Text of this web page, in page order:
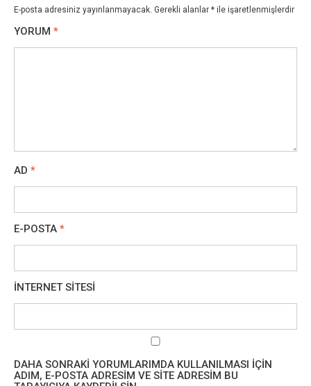
E-posta adresiniz yayınlanmayacak. Gerekli alanlar * ile işaretlenmişlerdir
YORUM *
AD *
E-POSTA *
İNTERNET SITESI
DAHA SONRAKI YORUMLARIMDA KULLANILMASI IÇIN
ADIM, E-POSTA ADRESIM VE SITE ADRESIM BU